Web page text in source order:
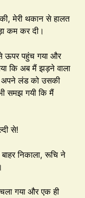
मेरी थकान से हालत
कम कर दी।
ऊपर पहुंच गया और
कि अब मैं झड़ने वाला
लंड को उसकी
समझ गयी कि मैं
से!
निकाला, रूचि ने
गया और एक ही